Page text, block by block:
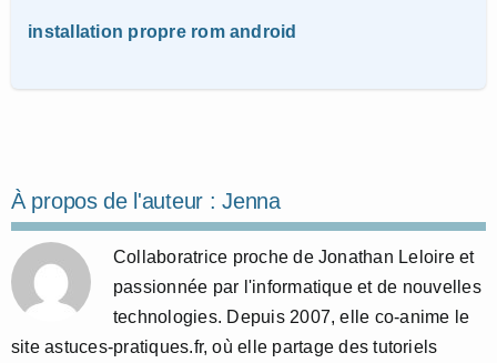
installation propre rom android
À propos de l'auteur :Jenna
Collaboratrice proche de Jonathan Leloire et
passionnée par l'informatique et de nouvelles
technologies. Depuis 2007, elle co-anime le
site astuces-pratiques.fr, où elle partage des tutoriels